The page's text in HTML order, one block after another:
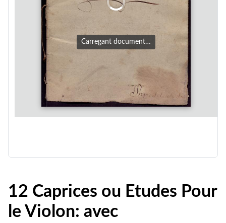
Carregant document…
12 Caprices ou Etudes Pour
le Violon: avec